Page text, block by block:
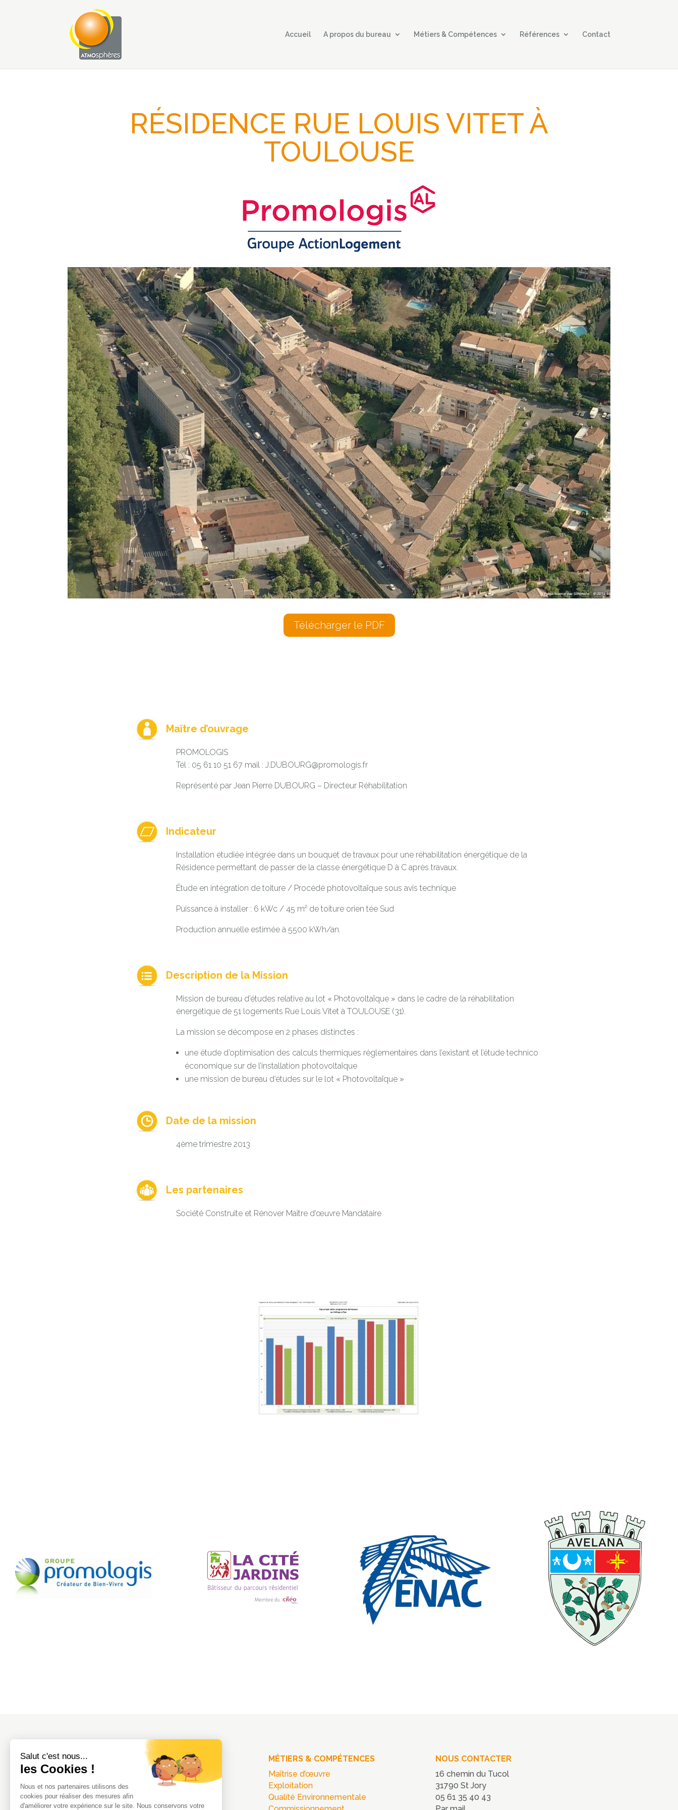
Accueil A propos du bureau Métiers & Compétences Références Contact
RÉSIDENCE RUE LOUIS VITET À
TOULOUSE
Télécharger le PDF
Maître d’ouvrage
PROMOLOGIS
Tél : 05 61 10 51 67 mail :J.DUBOURG@promologis.fr
Représenté par Jean Pierre DUBOURG – Directeur Réhabilitation
Indicateur
Installation étudiée intégrée dans un bouquet de travaux pour une réhabilitation énergétique de la
Résidence permettant de passer de la classe énergétique D à C après travaux.
Étude en intégration de toiture / Procédé photovoltaïque sous avis technique
Puissance à installer : 6 kWc / 45 m² de toiture orien tée Sud
Production annuelle estimée à 5500 kWh/an.
Description de la Mission
Mission de bureau d’études relative au lot « Photovoltaïque » dans le cadre de la réhabilitation
énergétique de 51 logements Rue Louis Vitet à TOULOUSE (31).
La mission se décompose en 2 phases distinctes :
une étude d’optimisation des calculs thermiques réglementaires dans l’existant et l’étude technico
économique sur de l’installation photovoltaïque
une mission de bureau d’études sur le lot « Photovoltaïque »
Date de la mission
4ème trimestre 2013
Les partenaires
Société Construite et Rénover Maître d’œuvre Mandataire
A PROPOS DU BUREAU
Équipe
Certifications
MÉTIERS & COMPÉTENCES
Maîtrise d’œuvre
Exploitation
Qualité Environnementale
NOUS CONTACTER
16 chemin du Tucol
31790 St Jory
05 61 35 40 43
Salut c'est nous...
les Cookies !
Nous et nos partenaires utilisons des
cookies pour réaliser des mesures afin
d'améliorer votre expérience sur le site. Nous conservons votre